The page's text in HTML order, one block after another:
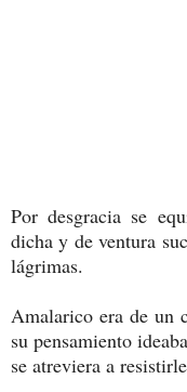
Por desgracia se
dicha y de ventura
lágrimas.
Amalarico era de un
su pensamiento
se atreviera a